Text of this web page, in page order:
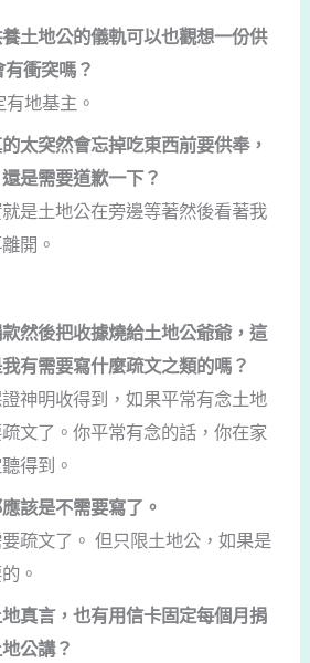
土地公的儀軌可以也觀想一份供
衝突嗎？
地基主。
太突然會忘掉吃東西前要供奉，
是需要道歉一下？
是土地公在旁邊等著然後看著我
開。
然後把收據燒給土地公爺爺，這
有需要寫什麼疏文之類的嗎？
神明收得到，如果平常有念土地
文了。你平常有念的話，你在家
得到。
該是不需要寫了。
疏文了。 但只限土地公，如果是
。
真言，也有用信卡固定每個月捐
公講？